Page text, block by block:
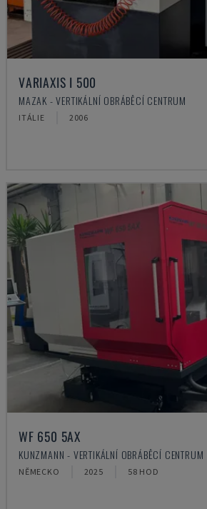
VARIAXIS I 500
MAZAK - VERTIKÁLNÍ OBRÁBĚCÍ CENTRUM
ITÁLIE 2006
WF 650 5AX
KUNZMANN - VERTIKÁLNÍ OBRÁBĚCÍ CENTRUM
NĚMECKO 2025 58 HOD